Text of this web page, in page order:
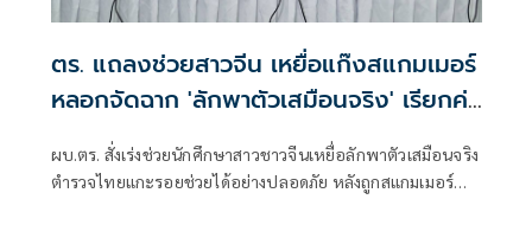
ตร. แถลงช่วยสาวจีน เหยื่อแก๊งสแกมเมอร์
หลอกจัดฉาก 'ลักพาตัวเสมือนจริง' เรียกค่า
ไถ่ครอบครัว
ผบ.ตร. สั่งเร่งช่วยนักศึกษาสาวชาวจีนเหยื่อลักพาตัวเสมือนจริง
ตำรวจไทยแกะรอยช่วยได้อย่างปลอดภัย หลังถูกสแกมเมอร์